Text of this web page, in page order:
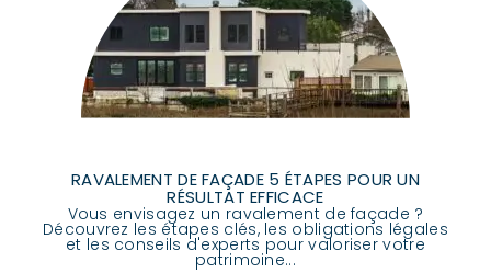
RAVALEMENT DE FAÇADE 5 ÉTAPES POUR UN
RÉSULTAT EFFICACE
Vous envisagez un ravalement de façade ?
Découvrez les étapes clés, les obligations légales
et les conseils d'experts pour valoriser votre
patrimoine...